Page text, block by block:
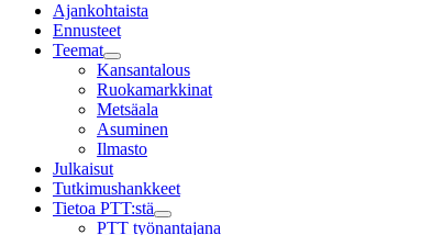
Ajankohtaista
Ennusteet
Teemat
Child
menu
Kansantalous
Ruokamarkkinat
Metsäala
Asuminen
Ilmasto
Julkaisut
Tutkimushankkeet
Tietoa PTT:stä
Child
PTT työnantajana